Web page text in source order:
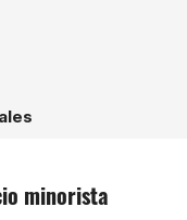
minorista